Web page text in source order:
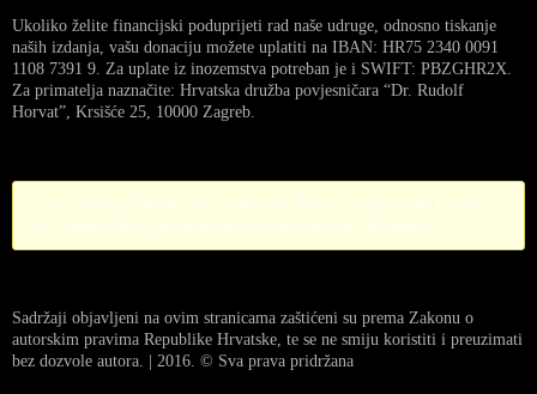
Ukoliko želite financijski poduprijeti rad naše udruge, odnosno tiskanje
naših izdanja, vašu donaciju možete uplatiti na IBAN: HR75 2340 0091
1108 7391 9. Za uplate iz inozemstva potreban je i SWIFT: PBZGHR2X.
Za primatelja naznačite: Hrvatska družba povjesničara “Dr. Rudolf
Horvat”, Krsišće 25, 10000 Zagreb.
Sadržaji objavljeni na ovim stranicama zaštićeni su prema Zakonu o
autorskim pravima Republike Hrvatske, te se ne smiju koristiti i preuzimati
bez dozvole autora. | 2016. © Sva prava pridržana